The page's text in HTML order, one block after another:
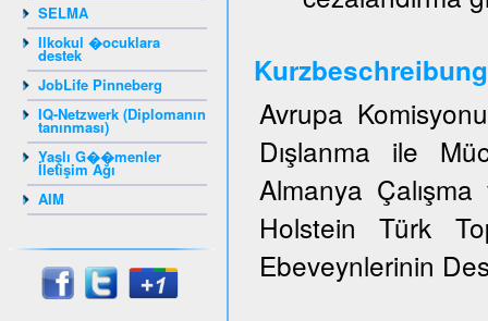
SELMA
Ilkokul �ocuklara
destek
JobLife Pinneberg
IQ-Netzwerk (Diplomanın
tanınması)
Yaşlı G��menler
İletişim Ağı
AIM
Kurzbeschreibung
Avrupa
Dışlanma ile
Almanya
Holstein Türk
Ebeveynlerinin